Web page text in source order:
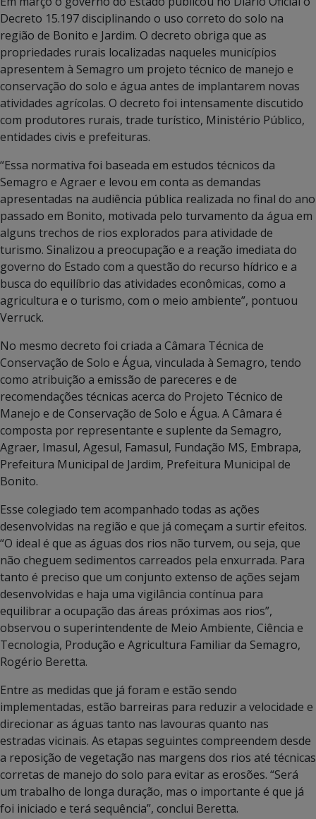
Decreto 15.197 disciplinando o uso correto do solo na
região de Bonito e Jardim. O decreto obriga que as
propriedades rurais localizadas naqueles municípios
apresentem à Semagro um projeto técnico de manejo e
conservação do solo e água antes de implantarem novas
atividades agrícolas. O decreto foi intensamente discutido
com produtores rurais, trade turístico, Ministério Público,
entidades civis e prefeituras.
“Essa normativa foi baseada em estudos técnicos da
Semagro e Agraer e levou em conta as demandas
apresentadas na audiência pública realizada no final do ano
passado em Bonito, motivada pelo turvamento da água em
alguns trechos de rios explorados para atividade de
turismo. Sinalizou a preocupação e a reação imediata do
governo do Estado com a questão do recurso hídrico e a
busca do equilíbrio das atividades econômicas, como a
agricultura e o turismo, com o meio ambiente”, pontuou
Verruck.
No mesmo decreto foi criada a Câmara Técnica de
Conservação de Solo e Água, vinculada à Semagro, tendo
como atribuição a emissão de pareceres e de
recomendações técnicas acerca do Projeto Técnico de
Manejo e de Conservação de Solo e Água. A Câmara é
composta por representante e suplente da Semagro,
Agraer, Imasul, Agesul, Famasul, Fundação MS, Embrapa,
Prefeitura Municipal de Jardim, Prefeitura Municipal de
Bonito.
Esse colegiado tem acompanhado todas as ações
desenvolvidas na região e que já começam a surtir efeitos.
“O ideal é que as águas dos rios não turvem, ou seja, que
não cheguem sedimentos carreados pela enxurrada. Para
tanto é preciso que um conjunto extenso de ações sejam
desenvolvidas e haja uma vigilância contínua para
equilibrar a ocupação das áreas próximas aos rios”,
observou o superintendente de Meio Ambiente, Ciência e
Tecnologia, Produção e Agricultura Familiar da Semagro,
Rogério Beretta.
Entre as medidas que já foram e estão sendo
implementadas, estão barreiras para reduzir a velocidade e
direcionar as águas tanto nas lavouras quanto nas
estradas vicinais. As etapas seguintes compreendem desde
a reposição de vegetação nas margens dos rios até técnicas
corretas de manejo do solo para evitar as erosões. “Será
um trabalho de longa duração, mas o importante é que já
foi iniciado e terá sequência”, conclui Beretta.